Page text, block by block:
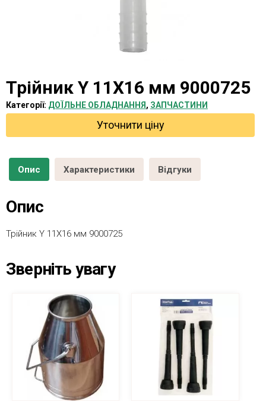
Трійник Y 11X16 мм 9000725
Категорії: ДОЇЛЬНЕ ОБЛАДНАННЯ , ЗАПЧАСТИНИ
Уточнити ціну
Опис Характеристики Відгуки
Опис
Трійник Y 11X16 мм 9000725
Зверніть увагу